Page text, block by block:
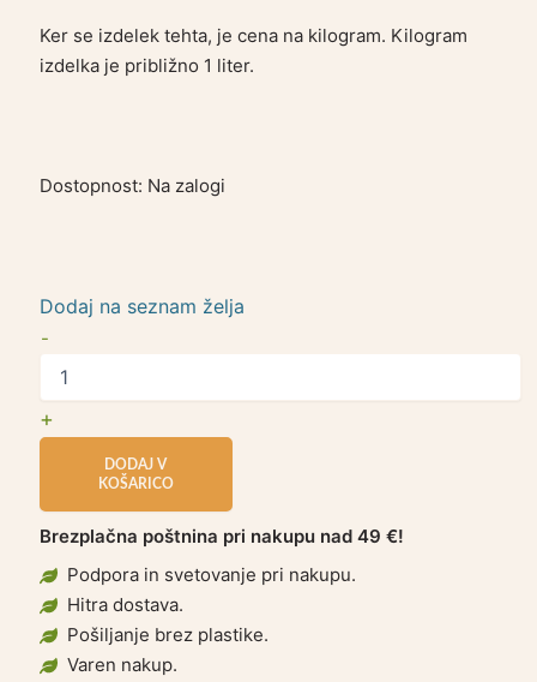
Ker se izdelek tehta, je cena na kilogram. Kilogram
izdelka je približno 1 liter.
Dostopnost: Na zalogi
Dodaj na seznam želja
-
+
DODAJ V
KOŠARICO
Brezplačna poštnina pri nakupu nad 49 €!
Podpora in svetovanje pri nakupu.
Hitra dostava.
Pošiljanje brez plastike.
Varen nakup.